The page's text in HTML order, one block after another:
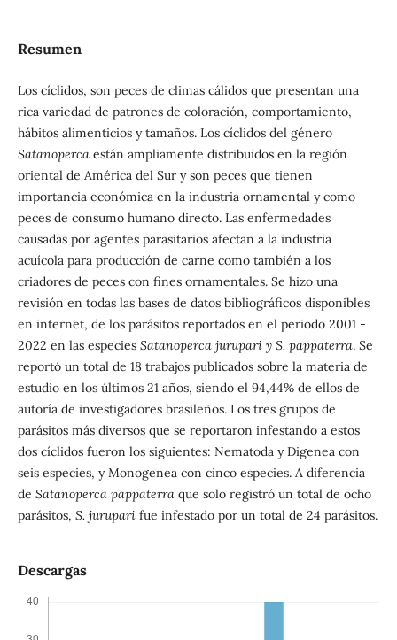
Resumen
Los cíclidos, son peces de climas cálidos que presentan una
rica variedad de patrones de coloración, comportamiento,
hábitos alimenticios y tamaños. Los cíclidos del género
Satanopercaestán ampliamente distribuidos en la región
oriental de América del Sur y son peces que tienen
importancia económica en la industria ornamental y como
peces de consumo humano directo. Las enfermedades
causadas por agentes parasitarios afectan a la industria
acuícola para producción de carne como también a los
criadores de peces con fines ornamentales. Se hizo una
revisión en todas las bases de datos bibliográficos disponibles
en internet, de los parásitos reportados en el periodo 2001 -
2022 en las especies Satanoperca jurupari y S. pappaterra. Se
reportó un total de 18 trabajos publicados sobre la materia de
estudio en los últimos 21 años, siendo el 94,44% de ellos de
autoría de investigadores brasileños. Los tres grupos de
parásitos más diversos que se reportaron infestando a estos
dos cíclidos fueron los siguientes: Nematoda y Digenea con
seis especies, y Monogenea con cinco especies. A diferencia
de Satanoperca pappaterraque solo registró un total de ocho
parásitos, S. juruparifue infestado por un total de 24 parásitos.
Descargas